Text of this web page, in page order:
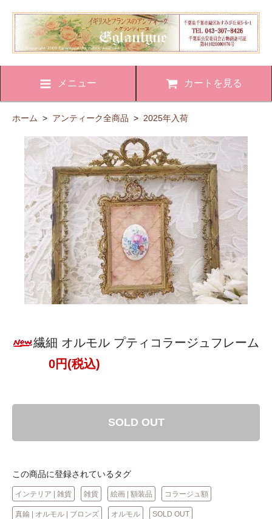
メニュー カートを見る
ホーム > アンティーク全商品 > 2025年入荷
繊細 オルモル プティコラージュフレーム
0円(税込)
SOLD OUT
この商品に登録されているタグ
インテリア | 雑貨 雑貨 絵画 | 額装品 コラージュ額
真鍮 | オルモル | ブロンズ オルモル SOLD OUT